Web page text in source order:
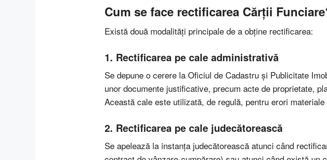
Cum se face rectificarea Cărții
Există două modalități principale de a obține rectificarea:
1. Rectificarea pe cale administrativă
Se depune o cerere la Oficiul de Cadastru și Publicitate
unor documente justificative, precum acte de proprietate,
Această cale este utilizată, de regulă, pentru erori
2. Rectificarea pe cale judecătorească
Se apelează la instanța judecătorească atunci când